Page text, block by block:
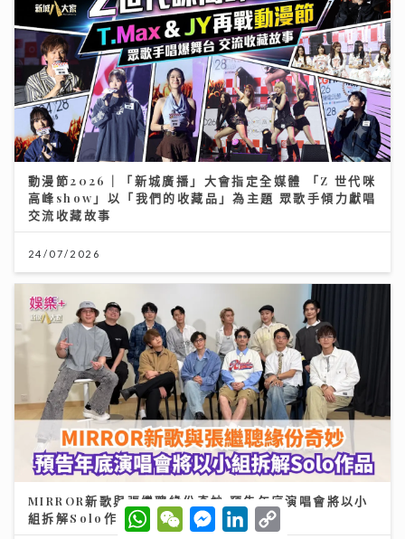
動漫節2026｜「新城廣播」大會指定全媒體 「Z 世代咪
高峰show」以「我們的收藏品」為主題 眾歌手傾力獻唱
交流收藏故事
24/07/2026
MIRROR新歌與張繼聰緣份奇妙 預告年底演唱會將以小
組拆解Solo作品
W
h
W
e
M
e
L
C